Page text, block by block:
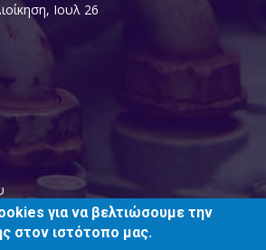
, Ιουλ 26
Πιερίαςγια να βελτιώσουμε την
στον ιστότοπο μας.